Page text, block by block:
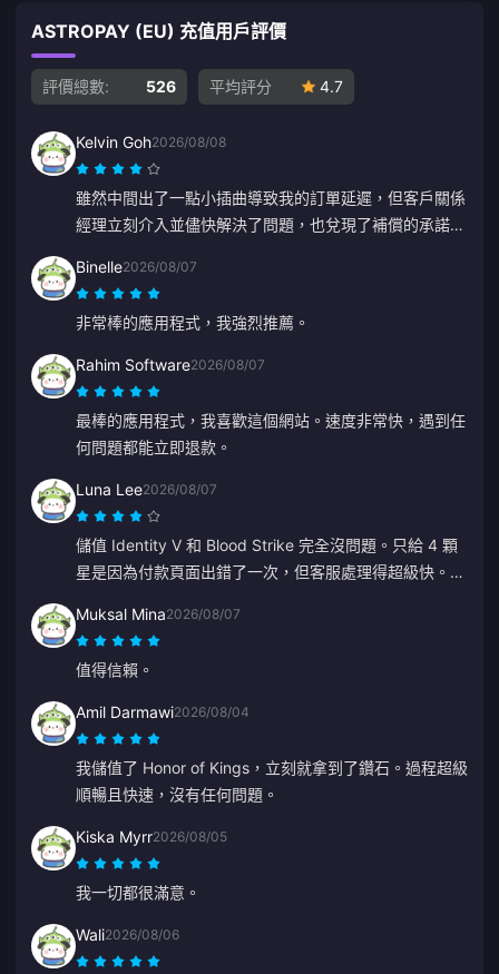
ASTROPAY (EU) 充值用戶評價
評價總數: 526 平均評分 4.7
Kelvin Goh2026/08/08
雖然中間出了一點小插曲導致我的訂單延遲，但客戶關係
經理立刻介入並儘快解決了問題，也兌現了補償的承諾。
Binelle2026/08/07
非常棒的應用程式，我強烈推薦。
Rahim Software2026/08/07
最棒的應用程式，我喜歡這個網站。速度非常快，遇到任
何問題都能立即退款。
Luna Lee2026/08/07
儲值 Identity V 和 Blood Strike 完全沒問題。只給 4 顆
星是因為付款頁面出錯了一次，但客服處理得超級快。價
Muksal Mina2026/08/07
值得信賴。
Amil Darmawi2026/08/04
我儲值了 Honor of Kings，立刻就拿到了鑽石。過程超級
順暢且快速，沒有任何問題。
Kiska Myrr2026/08/05
我一切都很滿意。
Wali2026/08/06